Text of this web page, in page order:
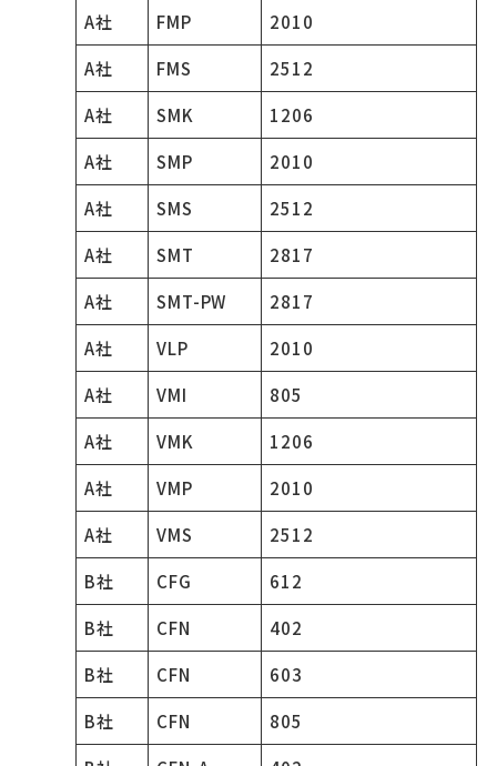
A社
FMP
2010
A社
FMS
2512
A社
SMK
1206
A社
SMP
2010
A社
SMS
2512
A社
SMT
2817
A社
SMT-PW
2817
A社
VLP
2010
A社
VMI
805
A社
VMK
1206
A社
VMP
2010
A社
VMS
2512
B社
CFG
612
B社
CFN
402
B社
CFN
603
B社
CFN
805